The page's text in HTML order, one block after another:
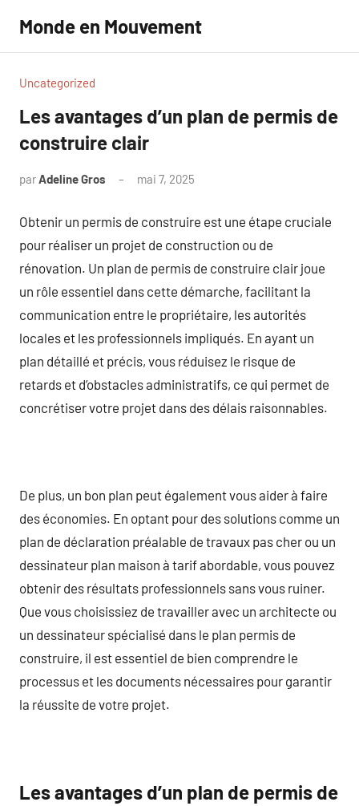
contenu
Monde en Mouvement
Uncategorized
Les avantages d’un plan de permis de
construire clair
parAdeline Gros mai 7, 2025
Obtenir un permis de construire est une étape cruciale
pour réaliser un projet de construction ou de
rénovation. Un plan de permis de construire clair joue
un rôle essentiel dans cette démarche, facilitant la
communication entre le propriétaire, les autorités
locales et les professionnels impliqués. En ayant un
plan détaillé et précis, vous réduisez le risque de
retards et d’obstacles administratifs, ce qui permet de
concrétiser votre projet dans des délais raisonnables.
De plus, un bon plan peut également vous aider à faire
des économies. En optant pour des solutions comme un
plan de déclaration préalable de travaux pas cher ou un
dessinateur plan maison à tarif abordable, vous pouvez
obtenir des résultats professionnels sans vous ruiner.
Que vous choisissiez de travailler avec un architecte ou
un dessinateur spécialisé dans le plan permis de
construire, il est essentiel de bien comprendre le
processus et les documents nécessaires pour garantir
la réussite de votre projet.
Les avantages d’un plan de permis de